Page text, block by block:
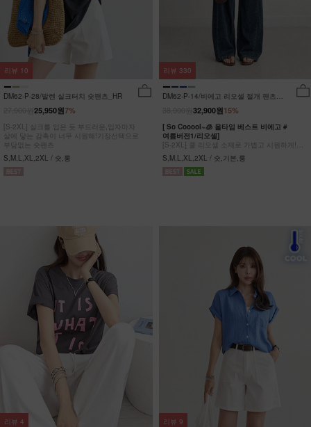
DM62-P-28/발렌 실크터치 숏팬츠_HR
7%
25,950원
[S-2XL] 실크를 입은 듯 부드러운,입자마자
살에 닿는 감촉이 너무 시원해!기장선택으로
부담없는 숏팬츠
S,M,L,XL,2XL / 숏,롱
리뷰 10
DM62-P-14/비에고 리오셀 절개 팬츠
15%
32,900원
[ So Cooool~🧊 올타임 베스트 비에고 #
여름버전1/리오셀]
[S-2XL] 쿨 리오셀 소재로 가볍고 시원하게!
사이드 절개 쿨링 데님팬츠
S,M,L,XL,2XL / 숏,기본,롱
리뷰 330
리뷰 4 리뷰 9